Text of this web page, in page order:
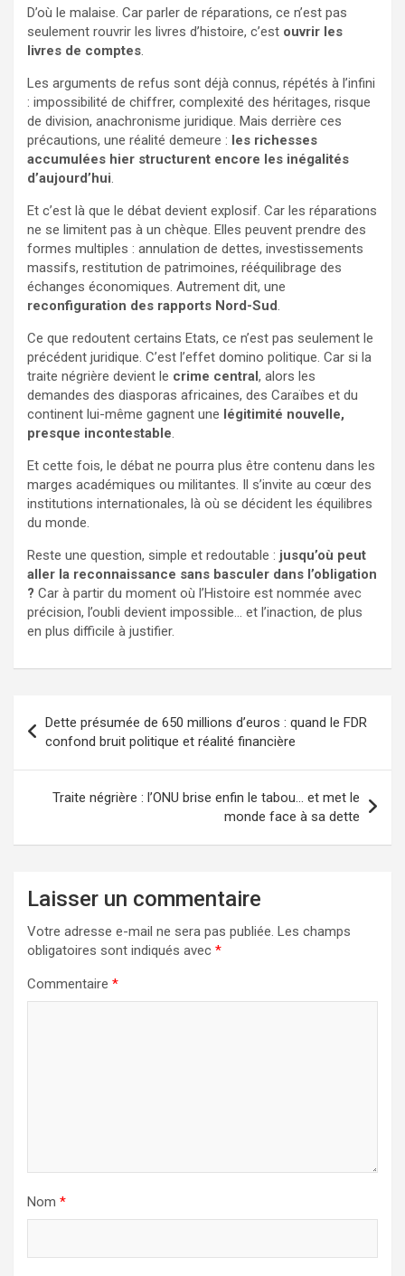
D’où le malaise. Car parler de réparations, ce n’est pas
seulement rouvrir les livres d’histoire, c’est ouvrir les
livres de comptes
Les arguments de refus sont déjà connus, répétés à l’infini
: impossibilité de chiffrer, complexité des héritages, risque
de division, anachronisme juridique. Mais derrière ces
précautions, une réalité demeure : les richesses
accumulées hier structurent encore les inégalités
d’aujourd’hui
Et c’est là que le débat devient explosif. Car les réparations
ne se limitent pas à un chèque. Elles peuvent prendre des
formes multiples : annulation de dettes, investissements
massifs, restitution de patrimoines, rééquilibrage des
échanges économiques. Autrement dit, une
reconfiguration des rapports Nord-Sud
Ce que redoutent certains Etats, ce n’est pas seulement le
précédent juridique. C’est l’effet domino politique. Car si la
traite négrière devient le crime central, alors les
demandes des diasporas africaines, des Caraïbes et du
continent lui-même gagnent une légitimité nouvelle,
presque incontestable
Et cette fois, le débat ne pourra plus être contenu dans les
marges académiques ou militantes. Il s’invite au cœur des
institutions internationales, là où se décident les équilibres
du monde.
Reste une question, simple et redoutable : jusqu’où peut
aller la reconnaissance sans basculer dans l’obligation
? Car à partir du moment où l’Histoire est nommée avec
précision, l’oubli devient impossible… et l’inaction, de plus
en plus difficile à justifier.
de
l’article
Dette présumée de 650 millions d’euros : quand le FDR
confond bruit politique et réalité financière
Traite négrière : l’ONU brise enfin le tabou… et met le
monde face à sa dette
Laisser un commentaire
Votre adresse e-mail ne sera pas publiée. Les champs
obligatoires sont indiqués avec *
Commentaire *
Nom *